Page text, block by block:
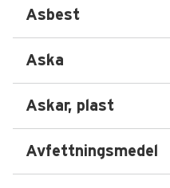
Asbest
Aska
Askar, plast
Avfettningsmedel